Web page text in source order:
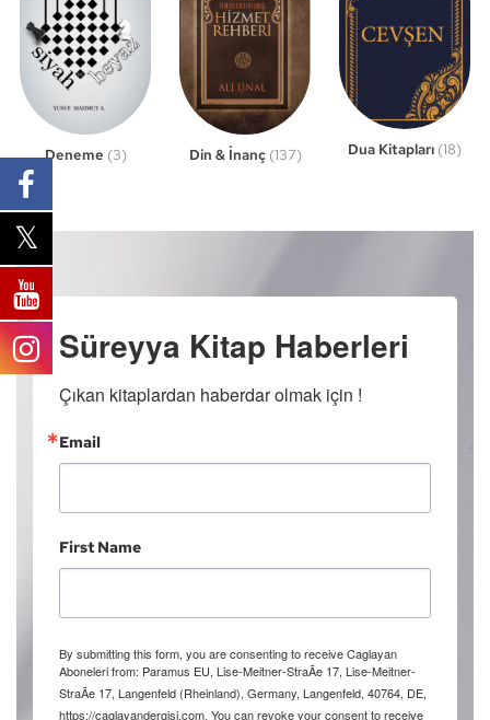
Deneme (3) Din & İnanç (137) Dua Kitapları (18)
Süreyya Kitap Haberleri
Çıkan kitaplardan haberdar olmak için !
Email
First Name
By submitting this form, you are consenting to receive Caglayan
Aboneleri from: Paramus EU, Lise-Meitner-StraÃe 17, Lise-Meitner-
StraÃe 17, Langenfeld (Rheinland), Germany, Langenfeld, 40764, DE,
https://caglayandergisi.com. You can revoke your consent to receive